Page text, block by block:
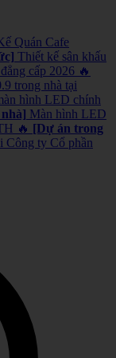
Quán Cafe
Thiết kế sân khấu
cấp 2026 🔥
trong nhà tại
hình LED chính
Màn hình LED
🔥 [Dự án trong
Công ty Cổ phần